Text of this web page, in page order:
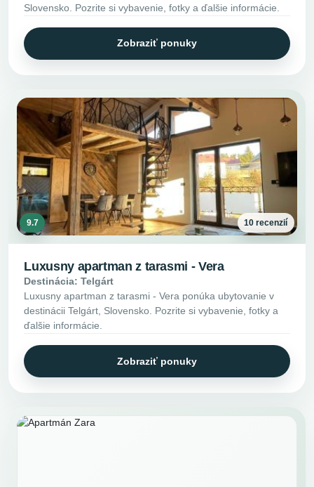
Slovensko. Pozrite si vybavenie, fotky a ďalšie informácie.
Zobraziť ponuky
9.7 10 recenzií
Luxusny apartman z tarasmi - Vera
Destinácia: Telgárt
Luxusny apartman z tarasmi - Vera ponúka ubytovanie v
destinácii Telgárt, Slovensko. Pozrite si vybavenie, fotky a
ďalšie informácie.
Zobraziť ponuky